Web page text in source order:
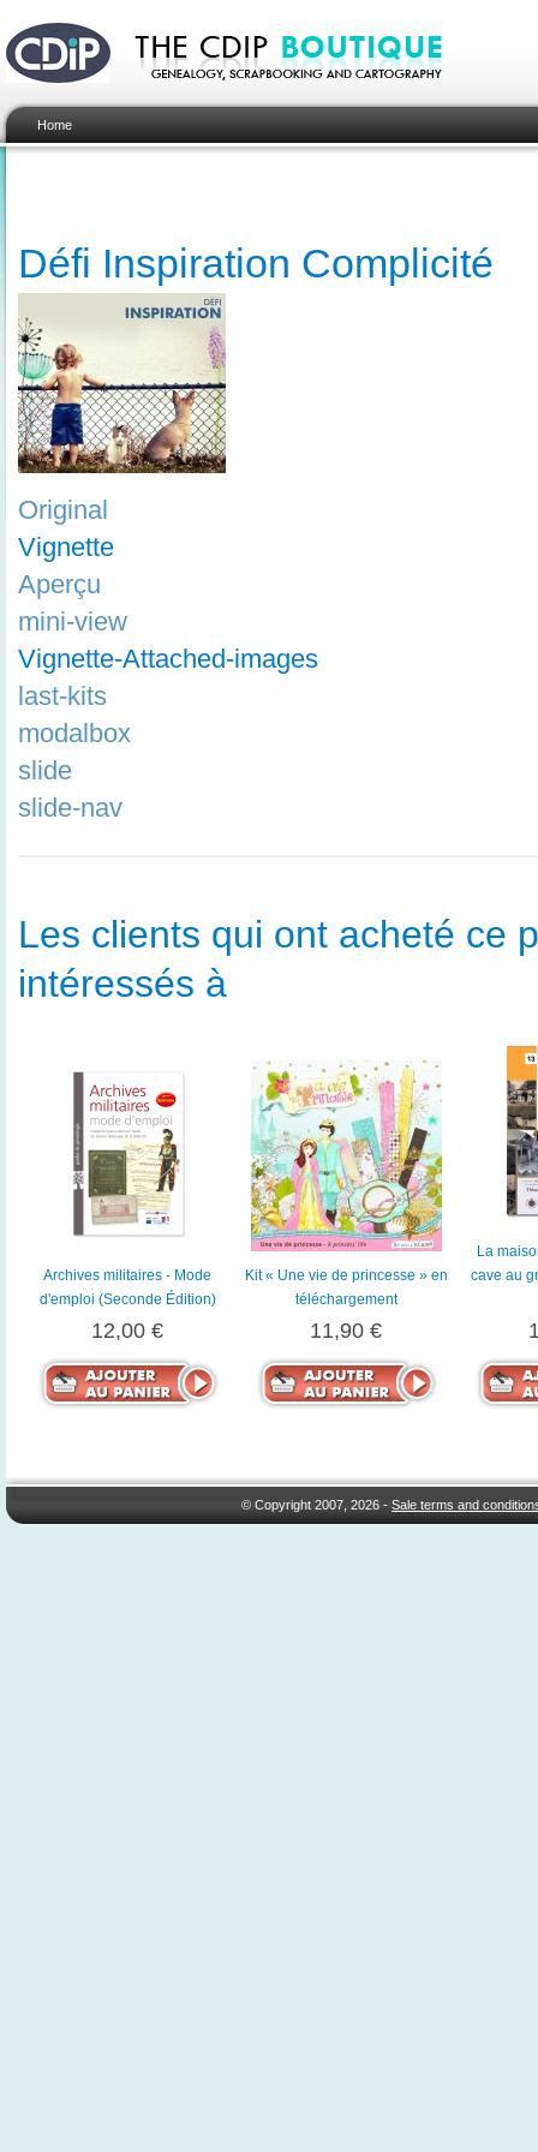
Home
Défi Inspiration Complicité
Original
Vignette
Aperçu
mini-view
Vignette-Attached-images
last-kits
modalbox
slide
slide-nav
Les clients qui ont acheté ce
intéressés à
Archives militaires - Mode
d'emploi (Seconde Édition)
12,00 €
Kit « Une vie de princesse » en
téléchargement
11,90 €
La
cave au
© Copyright 2007, 2026 -Sale terms and